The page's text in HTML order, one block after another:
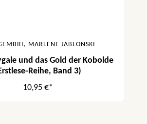
MARLENE JABLONSKI
und das Gold der Kobolde
Reihe, Band 3)
10,95 €*